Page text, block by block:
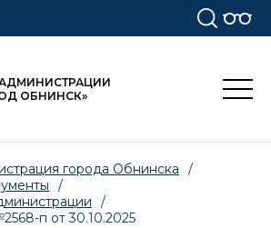
ОБНИНСК»
города Обнинска
/
/
/
п от 30.10.2025